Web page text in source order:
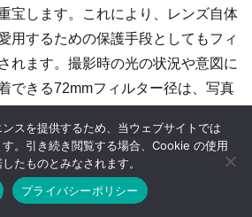
宝します。これにより、レンズ自体
用するための保護手段としてもフィ
れます。撮影時の光の状況や意図に
できる72mmフィルター径は、写真
ィルターで変わる写真の表現力 撮影効果を引き
す使い方と選び方
フィルターやNDフィルター、保護用クリアフィルターな
各種レンズフィルターの特性と効果を詳しく解説し、用
目次へ トップ
スを提供するため、当ウェブサイトでは
。引き続き閲覧する場合、Cookie の使用
たものとみなされます。
プライバシーポリシー